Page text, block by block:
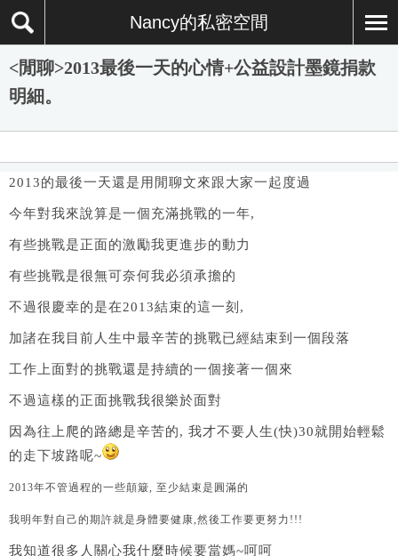
Nancy的私密空間
<閒聊>2013最後一天的心情+公益設計墨鏡捐款
明細。
2013的最後一天還是用閒聊文來跟大家一起度過
今年對我來說算是一個充滿挑戰的一年,
有些挑戰是正面的激勵我更進步的動力
有些挑戰是很無可奈何我必須承擔的
不過很慶幸的是在2013結束的這一刻,
加諸在我目前人生中最辛苦的挑戰已經結束到一個段落
工作上面對的挑戰還是持續的一個接著一個來
不過這樣的正面挑戰我很樂於面對
因為往上爬的路總是辛苦的, 我才不要人生(快)30就開始輕鬆
的走下坡路呢~
2013年不管過程的一些顛簸, 至少結束是圓滿的
我明年對自己的期許就是身體要健康,然後工作要更努力!!!
我知道很多人關心我什麼時候要當媽~呵呵